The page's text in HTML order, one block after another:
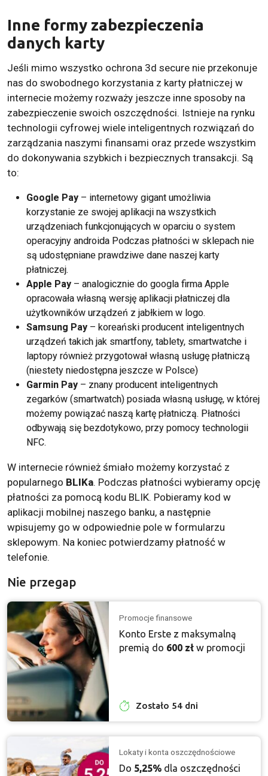
Inne formy zabezpieczenia
danych karty
Jeśli mimo wszystko ochrona 3d secure nie przekonuje
nas do swobodnego korzystania z karty płatniczej w
internecie możemy rozważy jeszcze inne sposoby na
zabezpieczenie swoich oszczędności. Istnieje na rynku
technologii cyfrowej wiele inteligentnych rozwiązań do
zarządzania naszymi finansami oraz przede wszystkim
do dokonywania szybkich i bezpiecznych transakcji. Są
to:
Google Pay – internetowy gigant umożliwia
korzystanie ze swojej aplikacji na wszystkich
urządzeniach funkcjonujących w oparciu o system
operacyjny androida Podczas płatności w sklepach nie
są udostępniane prawdziwe dane naszej karty
płatniczej.
Apple Pay – analogicznie do googla firma Apple
opracowała własną wersję aplikacji płatniczej dla
użytkowników urządzeń z jabłkiem w logo.
Samsung Pay – koreański producent inteligentnych
urządzeń takich jak smartfony, tablety, smartwatche i
laptopy również przygotował własną usługę płatniczą
(niestety niedostępna jeszcze w Polsce)
Garmin Pay – znany producent inteligentnych
zegarków (smartwatch) posiada własną usługę, w której
możemy powiązać naszą kartę płatniczą. Płatności
odbywają się bezdotykowo, przy pomocy technologii
NFC.
W internecie również śmiało możemy korzystać z
popularnego BLIKa. Podczas płatności wybieramy opcję
płatności za pomocą kodu BLIK. Pobieramy kod w
aplikacji mobilnej naszego banku, a następnie
wpisujemy go w odpowiednie pole w formularzu
sklepowym. Na koniec potwierdzamy płatność w
telefonie.
Nie przegap
Promocje finansowe
Konto Erste z maksymalną
premią do 600 zł w promocji
Zostało 54 dni
Lokaty i konta oszczędnościowe
Do 5,25% dla oszczędności